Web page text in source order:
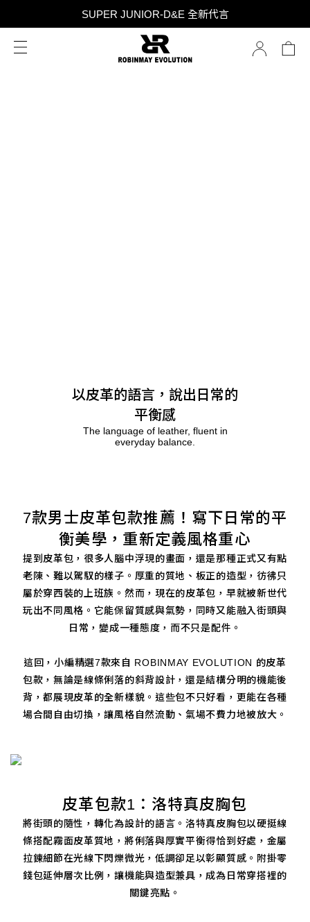
SUPER JUNIOR-D&E 全新代言
SUPER JUNIOR-D&E 全新代言
台灣限定 香膏禮盒隨贈限定香水小樣 贈完為止
以皮革的語言，說出日常的
平衡感
The language of leather, fluent in
everyday balance.
7款男士皮革包款推薦！寫下日常的平
衡美學，重新定義風格重心
提到皮革包，很多人腦中浮現的畫面，還是那種正式又有點
老陳、難以駕馭的樣子。厚重的質地、板正的造型，彷彿只
屬於穿西裝的上班族。然而，現在的皮革包，早就被新世代
玩出不同風格。它能保留質感與氣勢，同時又能融入街頭與
日常，變成一種態度，而不只是配件。
這回，小編精選7款來自 ROBINMAY EVOLUTION 的皮革
包款，無論是線條俐落的斜背設計，還是結構分明的機能後
背，都展現皮革的全新樣貌。這些包不只好看，更能在各種
場合間自由切換，讓風格自然流動、氣場不費力地被放大。
皮革包款1：洛特真皮胸包
將街頭的隨性，轉化為設計的語言。洛特真皮胸包以硬挺線
條搭配霧面皮革質地，將俐落與厚實平衡得恰到好處，金屬
拉鍊細節在光線下閃爍微光，低調卻足以彰顯質感。附掛零
錢包延伸層次比例，讓機能與造型兼具，成為日常穿搭裡的
關鍵亮點。